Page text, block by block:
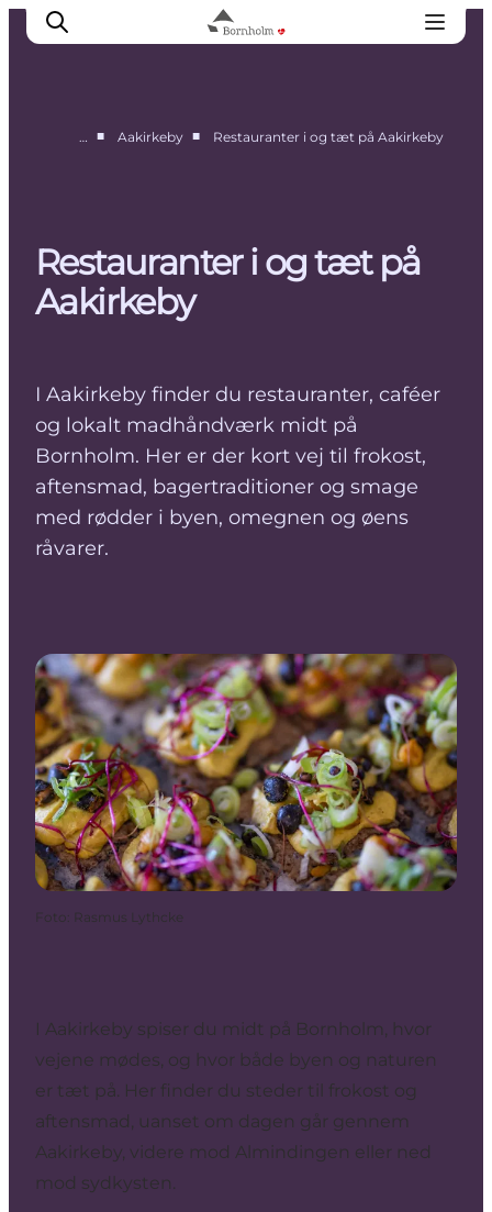
Øliv
Smag & sans
Rejse & ferieform
… ■ Aakirkeby ■ Restauranter i og tæt på Aakirkeby
Restauranter i og tæt på
Aakirkeby
I Aakirkeby finder du restauranter, caféer
og lokalt madhåndværk midt på
Bornholm. Her er der kort vej til frokost,
aftensmad, bagertraditioner og smage
med rødder i byen, omegnen og øens
råvarer.
Foto: Rasmus Lythcke
I Aakirkeby spiser du midt på Bornholm, hvor
vejene mødes, og hvor både byen og naturen
er tæt på. Her finder du steder til frokost og
aftensmad, uanset om dagen går gennem
Aakirkeby, videre mod Almindingen eller ned
mod sydkysten.